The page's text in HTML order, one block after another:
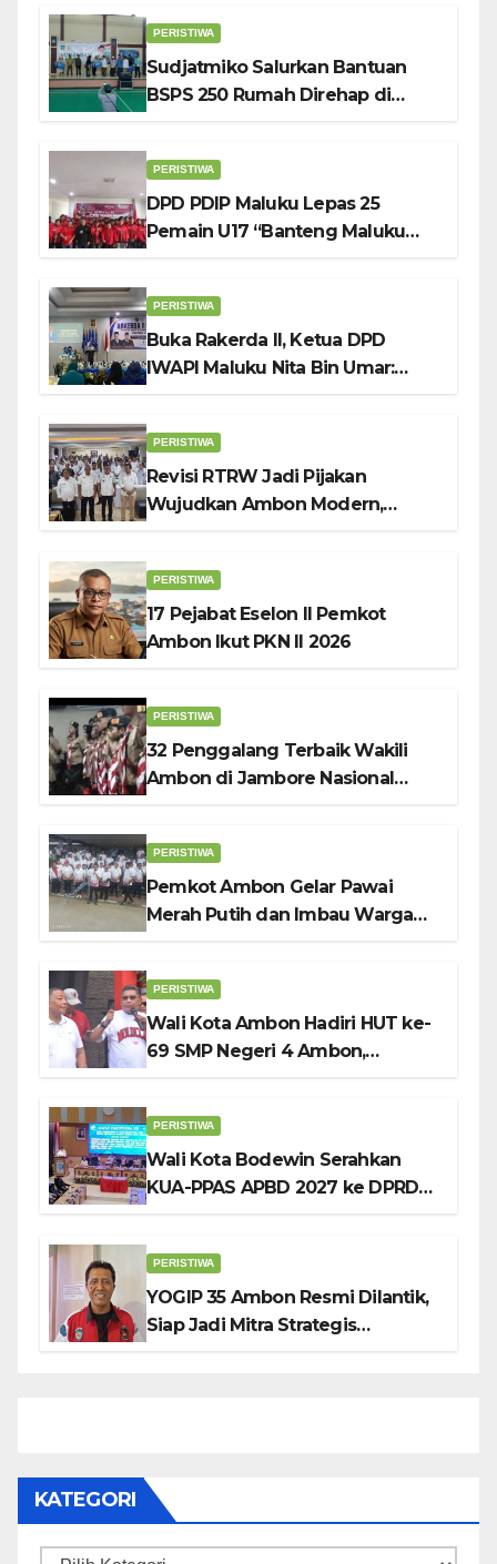
PERISTIWA
Sudjatmiko Salurkan Bantuan
BSPS 250 Rumah Direhap di
PERISTIWA
DPD PDIP Maluku Lepas 25
Pemain U17 “Banteng Maluku
PERISTIWA
Buka Rakerda II, Ketua DPD
IWAPI Maluku Nita Bin Umar:
PERISTIWA
Revisi RTRW Jadi Pijakan
Wujudkan Ambon Modern,
PERISTIWA
17 Pejabat Eselon II Pemkot
Ambon Ikut PKN II 2026
PERISTIWA
32 Penggalang Terbaik Wakili
Ambon di Jambore Nasional
PERISTIWA
Pemkot Ambon Gelar Pawai
Merah Putih dan Imbau Warga
PERISTIWA
Wali Kota Ambon Hadiri HUT ke-
69 SMP Negeri 4 Ambon,
PERISTIWA
Wali Kota Bodewin Serahkan
KUA-PPAS APBD 2027 ke DPRD
PERISTIWA
YOGIP 35 Ambon Resmi Dilantik,
Siap Jadi Mitra Strategis
KATEGORI